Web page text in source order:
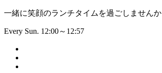
一緒に笑顔のランチタイムを過ごしませんか
Every Sun. 12:00～12:57